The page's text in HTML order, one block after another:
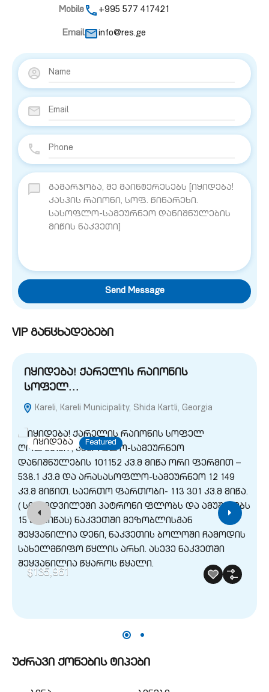
Mobile +995 577 417421
Email info@res.ge
Send Message
VIP განცხადებები
იყიდება! ქარელის რაიონის
სოფელ…
Kareli, Kareli Municipality, Shida Kartli, Georgia
იყიდება Featured
$135,961
უძრავი ქონების ტიპები